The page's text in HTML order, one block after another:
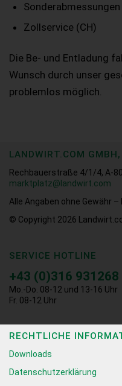
Sonderabmessungen
Zollservice (CH)
Die Be- und Entladung
Wunsch durch unser
problemlos möglich.
LANDWIRT.COM
Rechbauerstraße 4/1/4, A-
marktplatz@landwirt.com
Alle Angaben ohne Gewähr
© Copyright 2026
SERVICE HOTLINE
+43 (0)316 931268
Mo.-Do. 08-12 und 13-16 Uhr
Fr. 08-12 Uhr
RECHTLICHE
Downloads
Datenschutzerklärung